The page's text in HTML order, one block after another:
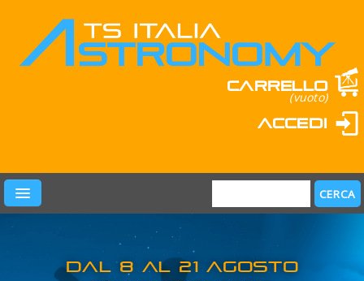
Carrello
(vuoto)
Accedi
PRODOTTI